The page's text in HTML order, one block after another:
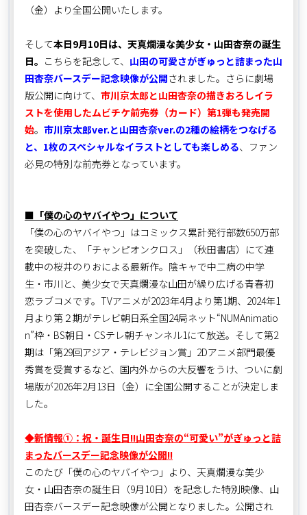
（金）より全国公開いたします。
そして本日9月10日は、天真爛漫な美少女・山田杏奈の誕生
日。 こちらを記念して、 山田の可愛さがぎゅっと詰まった山
田杏奈バースデー記念映像が公開されました。さらに劇場
版公開に向けて、 市川京太郎と山田杏奈の描きおろしイラ
ストを使用したムビチケ前売券（カード）第1弾も発売開
始。 市川京太郎ver.と山田杏奈ver.の2種の絵柄をつなげる
と、1枚のスペシャルなイラストとしても楽しめる、ファン
必見の特別な前売券となっています。
■「僕の心のヤバイやつ」について
「僕の心のヤバイやつ」はコミックス累計発行部数650万部
を突破した、「チャンピオンクロス」（秋田書店）にて連
載中の桜井のりおによる最新作。陰キャで中二病の中学
生・市川と、美少女で天真爛漫な山田が繰り広げる青春初
恋ラブコメです。TVアニメが2023年4月より第1期、2024年1
月より第２期がテレビ朝日系全国24局ネット“NUMAnimatio
n”枠・BS朝日・CSテレ朝チャンネル1にて放送。そして第2
期は「第29回アジア・テレビジョン賞」2Dアニメ部門最優
秀賞を受賞するなど、国内外からの大反響をうけ、ついに劇
場版が2026年2月13日（金）に全国公開することが決定しま
した。
◆新情報①：祝・誕生日!!山田杏奈の“可愛い”がぎゅっと詰
まったバースデー記念映像が公開!!
このたび「僕の心のヤバイやつ」より、天真爛漫な美少
女・山田杏奈の誕生日（9月10日）を記念した特別映像、山
田杏奈バースデー記念映像が公開となりました。公開され